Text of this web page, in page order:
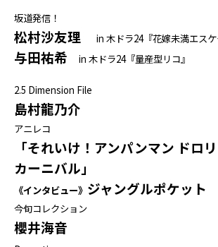
坂道発信！
松村沙友理 in 木ドラ24『花嫁未満エスケ
与田祐希 in 木ドラ24『量産型リコ』
2.5 Dimension File
島村龍乃介
アニレコ
「それいけ！アンパンマン ドロ
カーニバル」
《インタビュー》 ジャングルポケット
今旬コレクション
櫻井海音